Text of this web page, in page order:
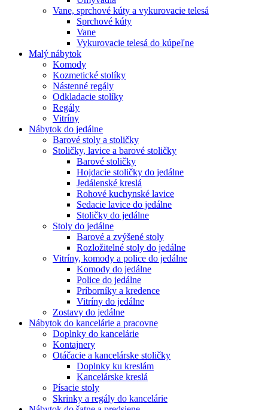
Vane, sprchové kúty a vykurovacie telesá
Sprchové kúty
Vane
Vykurovacie telesá do kúpeľne
Malý nábytok
Komody
Kozmetické stolíky
Nástenné regály
Odkladacie stolíky
Regály
Vitríny
Nábytok do jedálne
Barové stoly a stoličky
Stoličky, lavice a barové stoličky
Barové stoličky
Hojdacie stoličky do jedálne
Jedálenské kreslá
Rohové kuchynské lavice
Sedacie lavice do jedálne
Stoličky do jedálne
Stoly do jedálne
Barové a zvýšené stoly
Rozložitelné stoly do jedálne
Vitríny, komody a police do jedálne
Komody do jedálne
Police do jedálne
Príborníky a kredence
Vitríny do jedálne
Zostavy do jedálne
Nábytok do kancelárie a pracovne
Doplnky do kancelárie
Kontajnery
Otáčacie a kancelárske stoličky
Doplnky ku kreslám
Kancelárske kreslá
Písacie stoly
Skrinky a regály do kancelárie